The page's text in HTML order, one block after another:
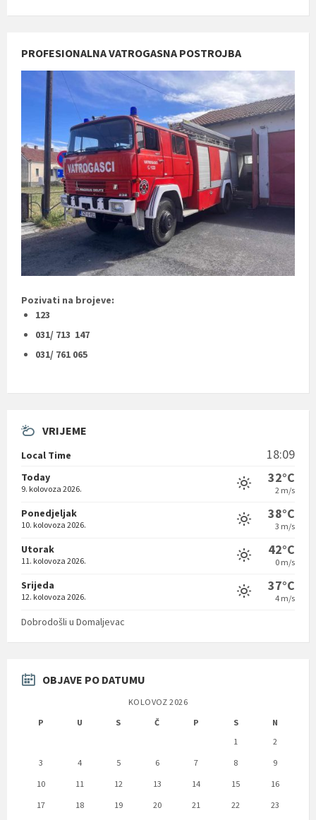
PROFESIONALNA VATROGASNA POSTROJBA
Pozivati na brojeve:
123
031/ 713 147
031/ 761 065
VRIJEME
Local Time 18:09
Today
9. kolovoza 2026.
32°C
2 m/s
Ponedjeljak
10. kolovoza 2026.
38°C
3 m/s
Utorak
11. kolovoza 2026.
42°C
0 m/s
Srijeda
12. kolovoza 2026.
37°C
4 m/s
Dobrodošli u Domaljevac
OBJAVE PO DATUMU
KOLOVOZ 2026
P
U S Č P S
N
1
2
3
4 5 6 7 8
9
10
11 12 13 14 15
16
17
18 19 20 21 22
23